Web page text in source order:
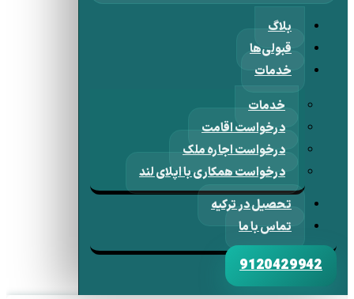
بلاگ
قبولی‌ها
خدمات
خدمات
درخواست اقامت
درخواست اجاره ملک
درخواست همکاری با اپلای لند
تحصیل در ترکیه
تماس با ما
9120429942